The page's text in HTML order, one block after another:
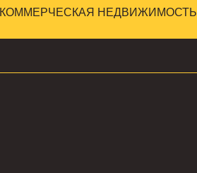
КОММЕРЧЕСКАЯ НЕДВИЖИМОСТЬ